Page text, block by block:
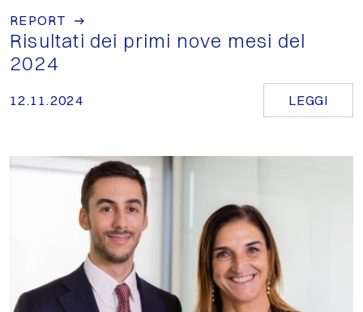
REPORT
Risultati dei primi nove mesi del
2024
12.11.2024 LEGGI